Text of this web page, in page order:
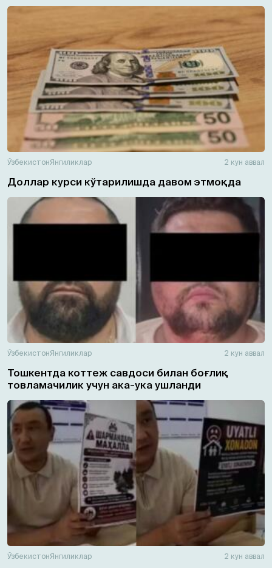
ЎзбекистонЯнгиликлар 2 кун аввал
Доллар курси кўтарилишда давом этмоқда
ЎзбекистонЯнгиликлар 2 кун аввал
Тошкентда коттеж савдоси билан боғлиқ
товламачилик учун ака-ука ушланди
ЎзбекистонЯнгиликлар 2 кун аввал